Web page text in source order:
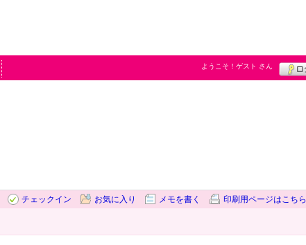
ようこそ！ ゲスト さん
チェックイン お気に入り メモを書く 印刷用ページはこちら